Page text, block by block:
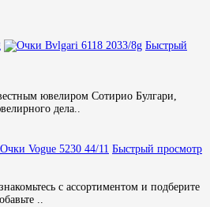
Быстрый
ювелиром Сотирио Булгари,
дела..
Быстрый просмотр
с ассортиментом и подберите
..